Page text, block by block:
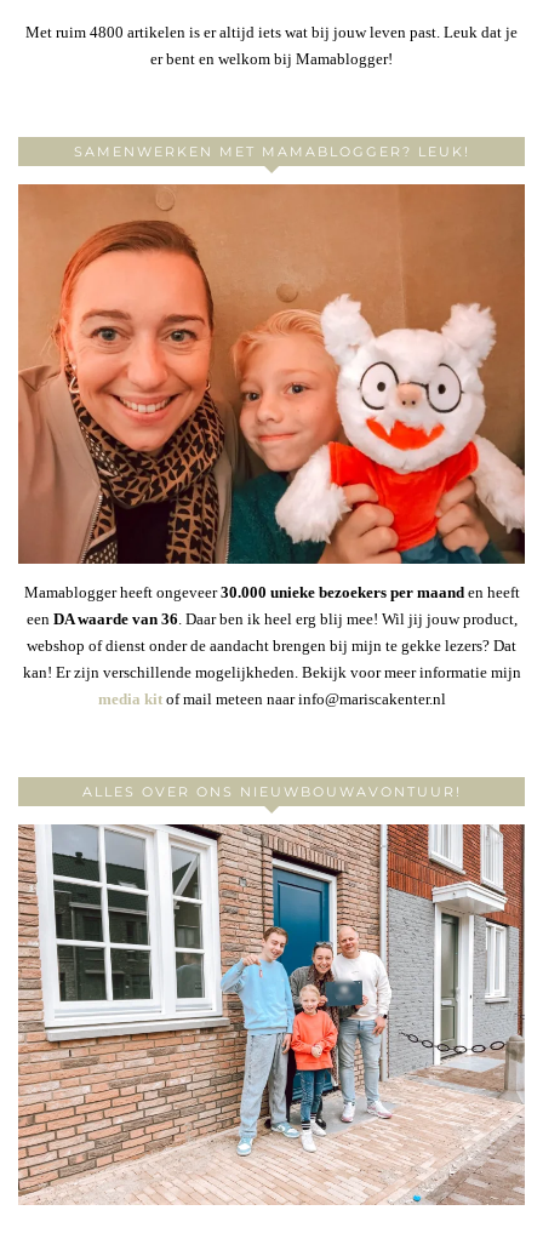
Met ruim 4800 artikelen is er altijd iets wat bij jouw leven past. Leuk dat je
er bent en welkom bij Mamablogger!
SAMENWERKEN MET MAMABLOGGER? LEUK!
Mamablogger heeft ongeveer30.000 unieke bezoekers per maanden heeft
een DA waarde van 36. Daar ben ik heel erg blij mee! Wil jij jouw product,
webshop of dienst onder de aandacht brengen bij mijn te gekke lezers? Dat
kan! Er zijn verschillende mogelijkheden. Bekijk voor meer informatie mijn
media kitof mail meteen naar info@mariscakenter.nl
ALLES OVER ONS NIEUWBOUWAVONTUUR!